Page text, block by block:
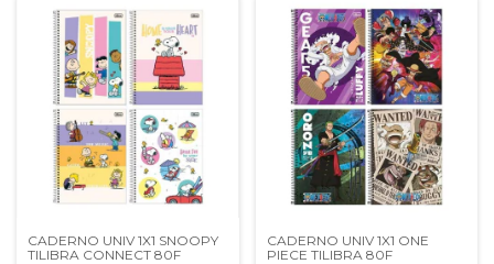
CADERNO UNIV 1X1 SNOOPY
TILIBRA CONNECT 80F
CADERNO UNIV 1X1 ONE
PIECE TILIBRA 80F